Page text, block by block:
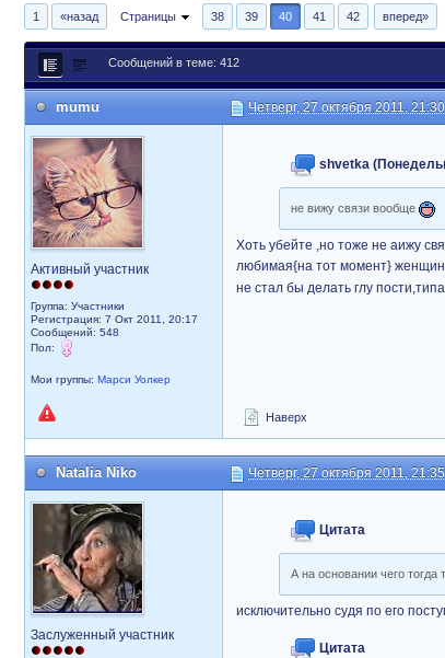
1 «назад Страницы 38 39 40 41 42 вперед»
Сообщений в теме: 412
mumu Четверг, 27 октября 2011,
Активный участник
Группа: Участники
Регистрация: 7 Окт 2011, 20:17
Сообщений: 548
Пол:
Мои группы: Марси Уолкер
shvetka
не вижу связи вообще
Хоть убейте ,но тоже не аижу
любимая{на тот момент}
не стал бы делать глу
Наверх
Natalia Niko Четверг, 27 октября 2011,
Заслуженный участник
Цитата
А на основании чего
исключительно судя по его
Цитата